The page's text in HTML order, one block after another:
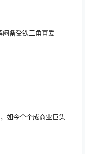
闷备受铁三角喜爱
如今个个成商业巨头